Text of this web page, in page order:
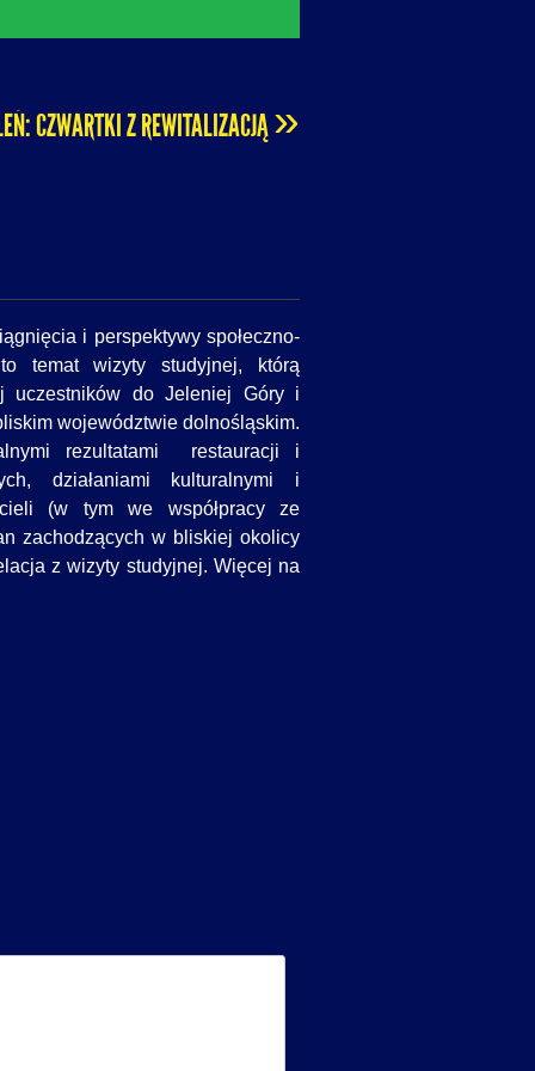
CZWARTKI Z REWITALIZACJĄ»
i perspektywy społeczno-
temat wizyty studyjnej, którą
uczestników do Jeleniej Góry i
województwie dolnośląskim.
rezultatami restauracji i
działaniami kulturalnymi i
(w tym we współpracy ze
zachodzących w bliskiej okolicy
z wizyty studyjnej. Więcej na